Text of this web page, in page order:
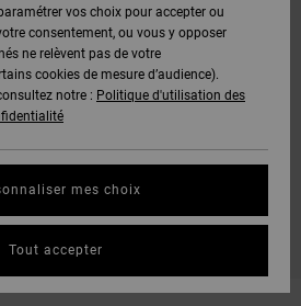
vos choix pour accepter ou
consentement, ou vous y opposer
ne relèvent pas de votre
cookies de mesure d’audience).
notre : Politique d'utilisation des
mes choix
Tout accepter